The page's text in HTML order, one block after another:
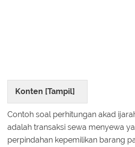
Konten [Tampil]
Contoh soal perhitungan akad
adalah transaksi sewa menyewa
perpindahan kepemilikan barang